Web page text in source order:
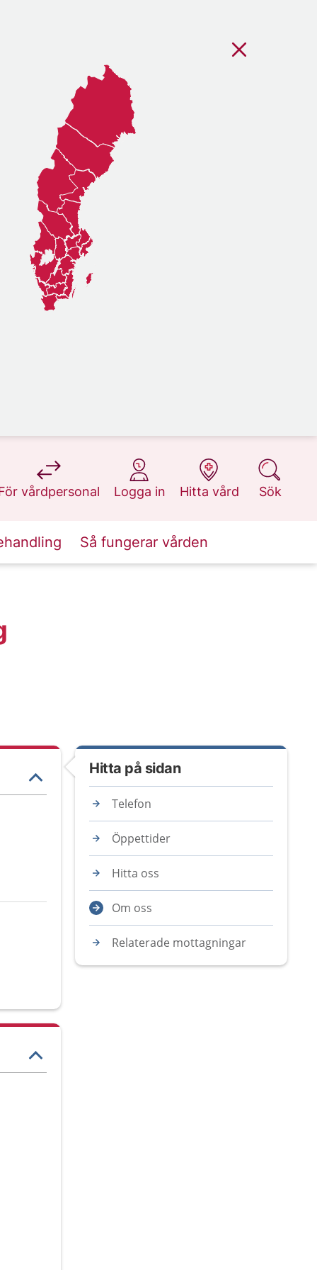
vårdpersonal
på 1177.se
Logga in
på 1177.se
Hitta vård
på 1177.se
Sök
på 1177.se
Så fungerar vården
Hitta på sidan
Telefon
Öppettider
Hitta oss
Om oss
Relaterade mottagningar